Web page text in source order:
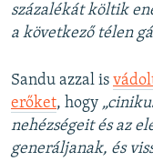
százalékát költik
a következő télen
Sandu azzal is
erőket, hogy
nehézségeit és az
generáljanak, és